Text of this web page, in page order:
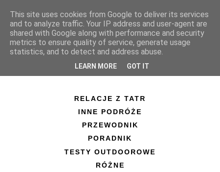
RELACJE Z TATR
INNE PODRÓŻE
PRZEWODNIK
PORADNIK
TESTY OUTDOOROWE
RÓŻNE
This site uses cookies from Google to deliver its services
and to analyze traffic. Your IP address and user-agent are
shared with Google along with performance and security
metrics to ensure quality of service, generate usage
statistics, and to detect and address abuse.
LEARN MORE GOT IT